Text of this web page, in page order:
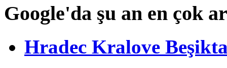
Google'da şu an en çok
Hradec Kralove